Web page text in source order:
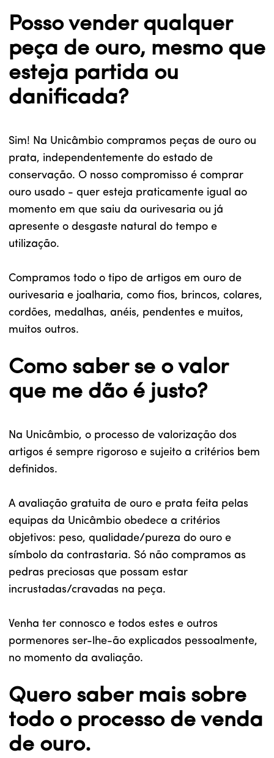
Posso vender qualquer
peça de ouro, mesmo que
esteja partida ou
danificada?
Sim! Na Unicâmbio compramos peças de ouro ou
prata, independentemente do estado de
conservação. O nosso compromisso é comprar
ouro usado - quer esteja praticamente igual ao
momento em que saiu da ourivesaria ou já
apresente o desgaste natural do tempo e
utilização.
Compramos todo o tipo de artigos em ouro de
ourivesaria e joalharia, como fios, brincos, colares,
cordões, medalhas, anéis, pendentes e muitos,
muitos outros.
Como saber se o valor
que me dão é justo?
Na Unicâmbio, o processo de valorização dos
artigos é sempre rigoroso e sujeito a critérios bem
definidos.
A avaliação gratuita de ouro e prata feita pelas
equipas da Unicâmbio obedece a critérios
objetivos: peso, qualidade/pureza do ouro e
símbolo da contrastaria. Só não compramos as
pedras preciosas que possam estar
incrustadas/cravadas na peça.
Venha ter connosco e todos estes e outros
pormenores ser-lhe-ão explicados pessoalmente,
no momento da avaliação.
Quero saber mais sobre
todo o processo de venda
de ouro.